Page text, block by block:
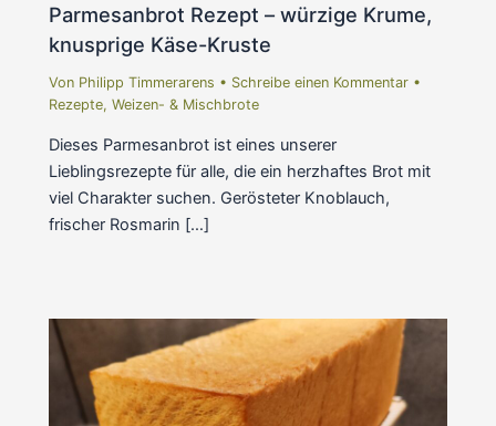
Parmesanbrot Rezept – würzige Krume,
knusprige Käse-Kruste
Von Philipp Timmerarens • Schreibe einen Kommentar •
Rezepte,Weizen- & Mischbrote
Dieses Parmesanbrot ist eines unserer
Lieblingsrezepte für alle, die ein herzhaftes Brot mit
viel Charakter suchen. Gerösteter Knoblauch,
frischer Rosmarin […]